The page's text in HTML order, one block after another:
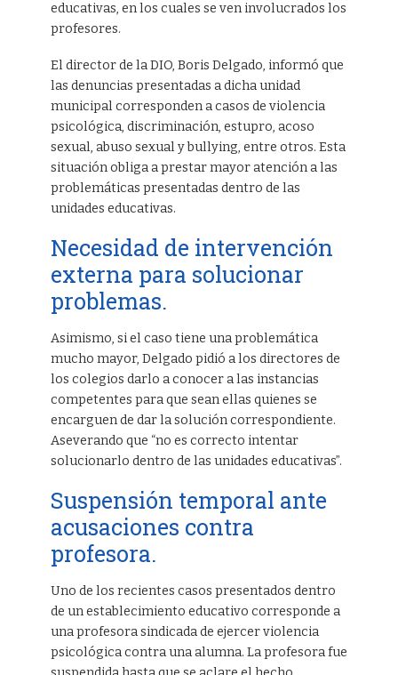
educativas, en los cuales se ven involucrados los
profesores.
El director de la DIO, Boris Delgado, informó que
las denuncias presentadas a dicha unidad
municipal corresponden a casos de violencia
psicológica, discriminación, estupro, acoso
sexual, abuso sexual y bullying, entre otros. Esta
situación obliga a prestar mayor atención a las
problemáticas presentadas dentro de las
unidades educativas.
Necesidad de intervención
externa para solucionar
problemas.
Asimismo, si el caso tiene una problemática
mucho mayor, Delgado pidió a los directores de
los colegios darlo a conocer a las instancias
competentes para que sean ellas quienes se
encarguen de dar la solución correspondiente.
Aseverando que “no es correcto intentar
solucionarlo dentro de las unidades educativas”.
Suspensión temporal ante
acusaciones contra
profesora.
Uno de los recientes casos presentados dentro
de un establecimiento educativo corresponde a
una profesora sindicada de ejercer violencia
psicológica contra una alumna. La profesora fue